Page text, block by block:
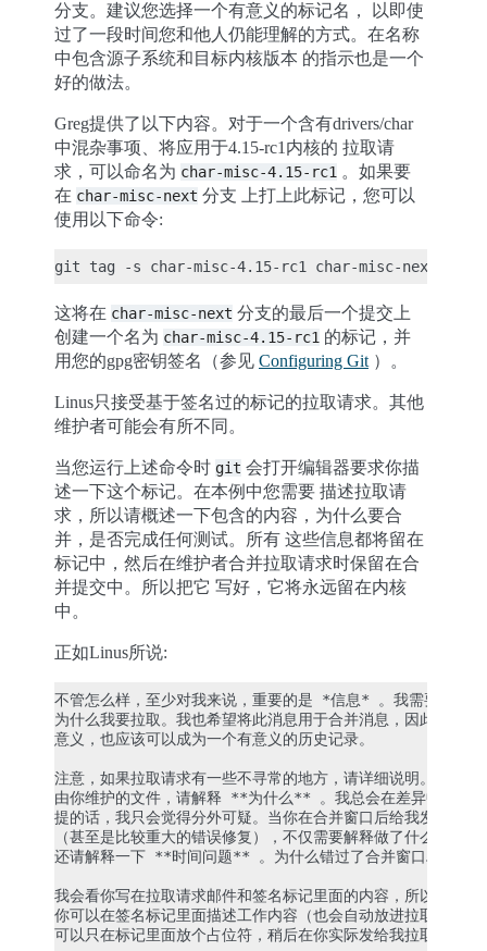
分支。建议您选择一个有意义的标记名， 以即使
过了一段时间您和他人仍能理解的方式。在名称
中包含源子系统和目标内核版本 的指示也是一个
好的做法。
Greg提供了以下内容。对于一个含有drivers/char
中混杂事项、将应用于4.15-rc1内核的 拉取请
求，可以命名为 char-misc-4.15-rc1 。如果要
在 char-misc-next 分支 上打上此标记，您可以
使用以下命令:
这将在 char-misc-next 分支的最后一个提交上
创建一个名为 char-misc-4.15-rc1 的标记，并
用您的gpg密钥签名（参见 Configuring Git ）。
Linus只接受基于签名过的标记的拉取请求。其他
维护者可能会有所不同。
当您运行上述命令时 git 会打开编辑器要求你描
述一下这个标记。在本例中您需要 描述拉取请
求，所以请概述一下包含的内容，为什么要合
并，是否完成任何测试。所有 这些信息都将留在
标记中，然后在维护者合并拉取请求时保留在合
并提交中。所以把它 写好，它将永远留在内核
中。
正如Linus所说:
不管怎么样，至少对我来说，重要的是 *信息* 。我需要知道我
为什么我要拉取。我也希望将此消息用于合并消息，因此它不仅
意义，也应该可以成为一个有意义的历史记录。
注意，如果拉取请求有一些不寻常的地方，请详细说明。如果你
由你维护的文件，请解释 **为什么** 。我总会在差异中看到
提的话，我只会觉得分外可疑。当你在合并窗口后给我发新东西
（甚至是比较重大的错误修复），不仅需要解释做了什么、为什
还请解释一下 **时间问题** 。为什么错过了合并窗口……
我会看你写在拉取请求邮件和签名标记里面的内容，所以根据你
你可以在签名标记里面描述工作内容（也会自动放进拉取请求邮
可以只在标记里面放个占位符，稍后在你实际发给我拉取请求时